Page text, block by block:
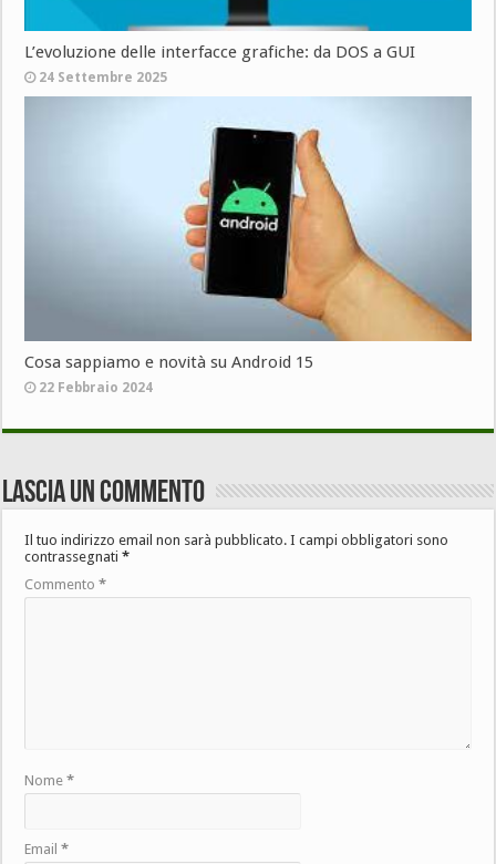
L’evoluzione delle interfacce grafiche: da DOS a GUI
24 Settembre 2025
Cosa sappiamo e novità su Android 15
22 Febbraio 2024
Lascia un commento
Il tuo indirizzo email non sarà pubblicato. I campi obbligatori sono
contrassegnati*
Commento*
Nome*
Email*